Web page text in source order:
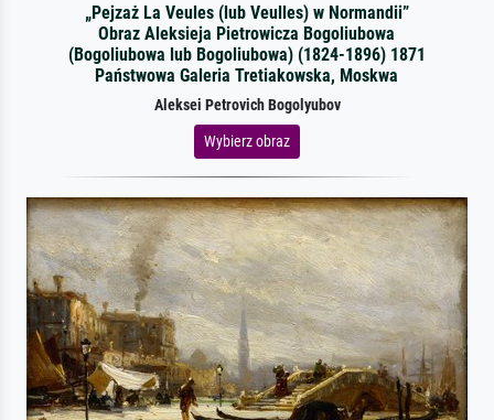
„Pejzaż La Veules (lub Veulles) w Normandii”
Obraz Aleksieja Pietrowicza Bogoliubowa
(Bogoliubowa lub Bogoliubowa) (1824-1896) 1871
Państwowa Galeria Tretiakowska, Moskwa
Aleksei Petrovich Bogolyubov
Wybierz obraz